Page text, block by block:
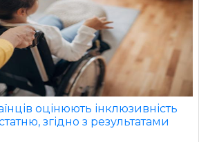
оцінюють інклюзивність
згідно з результатами